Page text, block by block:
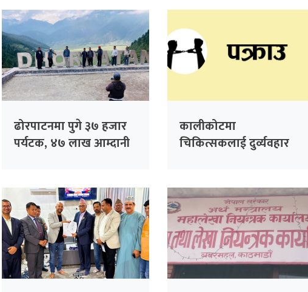
ढोरपाटनमा पुगे ३७ हजार
पर्यटक, ४७ लाख आम्दानी
कालीकोटमा
चिकित्सकलाई दुर्व्यवहार